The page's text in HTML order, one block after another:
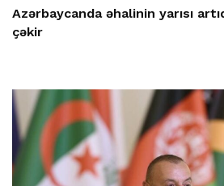
Azərbaycanda əhalinin yarısı
çəkir